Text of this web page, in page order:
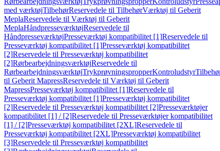
med værktøjTilbehørReservedele til TilbehørVærktøj til Geberit
MeplaReservedele til Værktøj til Geberit
MeplaHåndpresseværktøjReservedele til
HåndpresseværktøjPresseværktøj kompatibilitet [1]Reservedele til
Presseværktøj kompatibilitet [1]Presseværktøj kompatibilitet
[2]Reservedele til Presseværktøj kompatibilitet
[2]RørbearbejdningsværktøjReservedele til
RørbearbejdningsværktøjTrykprøvningspropperKontroludstyr
til Geberit MapressReservedele til Værktøj til Geberit
MapressPresseværktøj kompatibilitet [1]Reservedele til
Presseværktøj kompatibilitet [1]Presseværktøj kompatibilitet
[2]Reservedele til Presseværktøj kompatibilitet [2]Presseværktøjer
kompatibilitet [1] / [2]Reservedele til Presseværktøjer kompatibilitet
[1] / [2]Presseværktøj kompatibilitet [2XL]Reservedele til
Presseværktøj kompatibilitet [2XL]Presseværktøj kompatibilitet
[3]Reservedele til Presseværktøj kompatibilitet